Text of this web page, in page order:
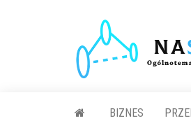
BIZNES